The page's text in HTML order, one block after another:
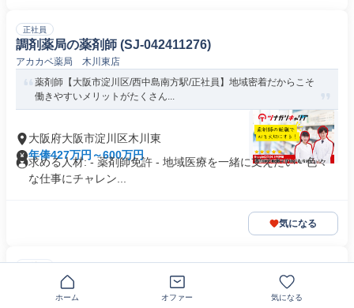
正社員
調剤薬局の薬剤師 (SJ-042411276)
アカカベ薬局 木川東店
薬剤師【大阪市淀川区/西中島南方駅/正社員】地域密着だからこそ
働きやすいメリットがたくさん...
大阪府大阪市淀川区木川東
年俸427万円～600万円
求める人材: - 薬剤師免許 - 地域医療を一緒に支えたい - 色々
な仕事にチャレン...
気になる
正社員
介護福祉士/1日型デイサービス
医療法人すずらん会
ホーム オファー 気になる